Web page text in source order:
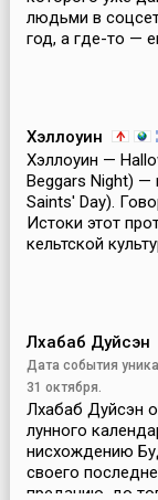
людьми в
год, а где-то —
Хэллоуин
Хэллоуин —
Beggars Night) —
Saints' Day).
Истоки этот
кельтской
Лхабаб Дуйсэн
Дата события
31 октября.
Лхабаб Дуйсэн
лунного
нисхождению
своего
преданию, до